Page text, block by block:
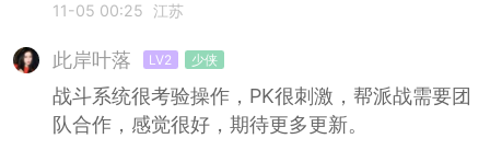
11-05 00:25 江苏
此岸叶落 LV2 少侠
战斗系统很考验操作，PK很刺激，帮派战需要团
队合作，感觉很好，期待更多更新。